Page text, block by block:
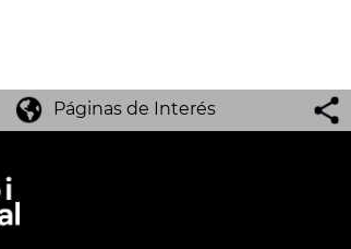
Páginas de Interés